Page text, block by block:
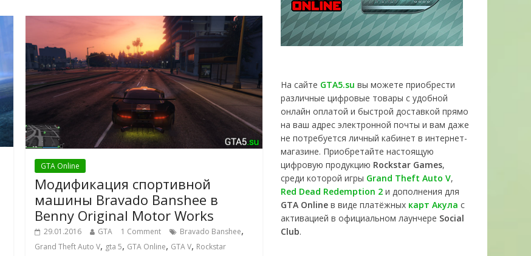
GTA Online
Модификация спортивной
машины Bravado Banshee в
Benny Original Motor Works
29.01.2016 GTA 1 Comment Bravado Banshee,
Grand Theft Auto V, gta 5, GTA Online, GTA V, Rockstar
На сайте GTA5.su вы можете приобрести
различные цифровые товары с удобной
онлайн оплатой и быстрой доставкой прямо
на ваш адрес электронной почты и вам даже
не потребуется личный кабинет в интернет-
магазине. Приобретайте настоящую
цифровую продукцию Rockstar Games,
среди которой игры Grand Theft Auto V,
Red Dead Redemption 2 и дополнения для
GTA Online в виде платёжных карт Акула с
активацией в официальном лаунчере Social
Club.